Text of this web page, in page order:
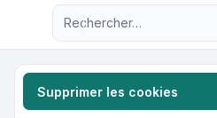
Recherche avancée
Supprimer les cookies